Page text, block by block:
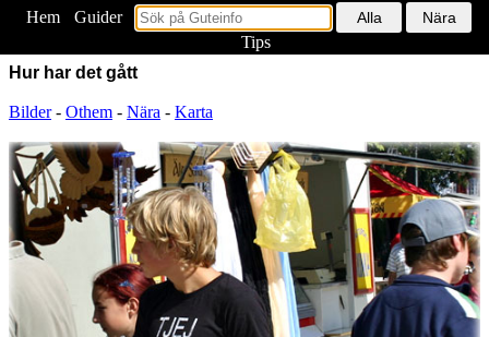
Hem
Guider
Tips
Hur har det gått
Bilder- Othem - Nära - Karta